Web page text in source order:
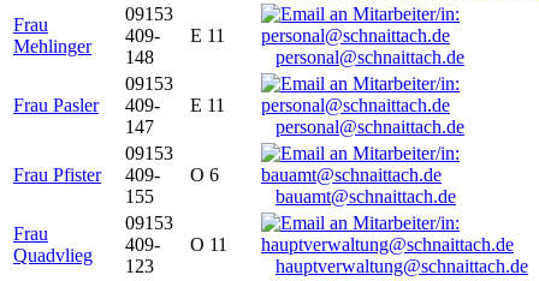
Frau
Mehlinger
09153
409-
148
E 11
personal@schnaittach.de
Frau Pasler
09153
409-
147
E 11
personal@schnaittach.de
Frau Pfister
09153
409-
155
O 6
bauamt@schnaittach.de
Frau
Quadvlieg
09153
409-
123
O 11
hauptverwaltung@schnaittach.de